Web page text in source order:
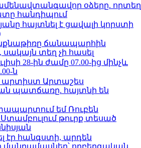
օձերը. որտեղ
հանդիպում
հայտնել է ցավալի կորստի
ճանապարհին
սակայն տեղ չի հասել
28-ին ժամը 07.00-ից մինչև
ն
արտիստ Արտաշես
պատճառը. հայտնի են
եմ Ռուբեն
Ստամբուլում թուրք տեսած
էր հանգստի, արդեն
մանրամասներ՝ ողբերգական